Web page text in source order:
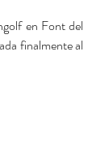
en Font del
finalmente al